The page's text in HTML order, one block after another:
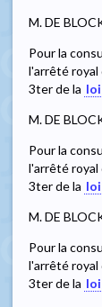
M. DE
Pour la
l'arrêté royal
3ter de la
M. DE
Pour la
l'arrêté royal
3ter de la
M. DE
Pour la
l'arrêté royal
3ter de la